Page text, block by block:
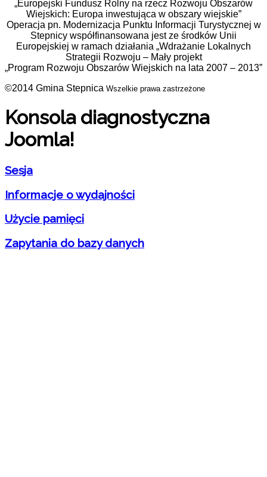
„Europejski Fundusz Rolny na rzecz Rozwoju Obszarów
Wiejskich: Europa inwestująca w obszary wiejskie”
Operacja pn. Modernizacja Punktu Informacji Turystycznej w
Stepnicy współfinansowana jest ze środków Unii
Europejskiej w ramach działania „Wdrażanie Lokalnych
Strategii Rozwoju – Mały projekt
„Program Rozwoju Obszarów Wiejskich na lata 2007 – 2013”
©2014 Gmina Stepnica Wszelkie prawa zastrzeżone
Konsola diagnostyczna
Joomla!
Sesja
Informacje o wydajności
Użycie pamięci
Zapytania do bazy danych